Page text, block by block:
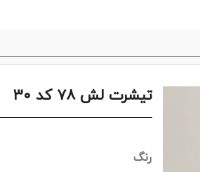
تیشرت لش ۷۸ کد ۳۰
رنگ